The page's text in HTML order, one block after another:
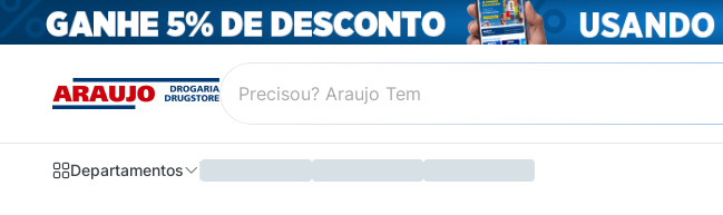
Departamentos